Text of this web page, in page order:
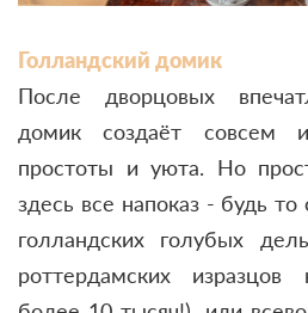
Голландский домик
После дворцовых
домик создаёт совсем
простоты и уюта. Но
здесь все напоказ - будь
голландских голубых
роттердамских